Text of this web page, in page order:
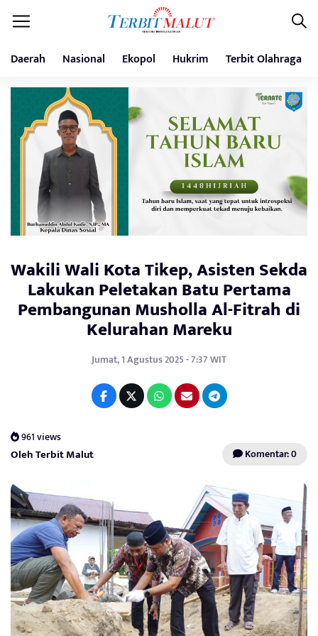
Daerah Nasional Ekopol Hukrim Terbit Olahraga
Wakili Wali Kota Tikep, Asisten Sekda
Lakukan Peletakan Batu Pertama
Pembangunan Musholla Al-Fitrah di
Kelurahan Mareku
Jumat, 1 Agustus 2025 - 7:37 WIT
961 views
Oleh Terbit Malut Komentar: 0